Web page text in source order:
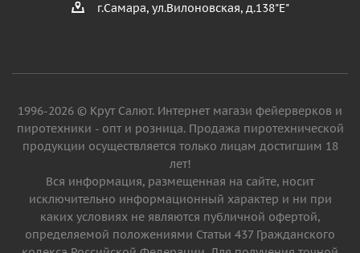
г.Самара, ул.Вилоновская, д.138"Е"
1996-2026 © Крут Салют. Интернет магази фейерверков и
пиротехники - опт и розница. Продажа пиротехнической
продукции осуществляется только лицам достигшим 18
лет!
Вся информация, размещенная на сайте, носит
исключительно информационный характер и ни при
каких условиях не являются публичной офертой,
определяемой положениями Статьи 437 Гражданского